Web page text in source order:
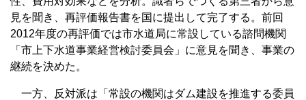
見を聞き、再評価報告書を国に提出して完了する。前回
2012年度の再評価では市水道局に常設している諮問機関
「市上下水道事業経営検討委員会」に意見を聞き、事業の
継続を決めた。
一方、反対派は「常設の機関はダム建設を推進する委員